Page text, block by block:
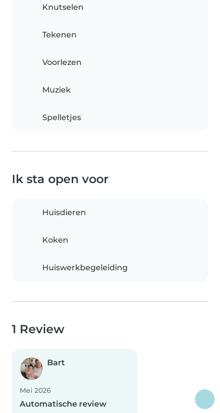
Knutselen
Tekenen
Voorlezen
Muziek
Spelletjes
Ik sta open voor
Huisdieren
Koken
Huiswerkbegeleiding
1 Review
Bart
Mei 2026
Automatische review